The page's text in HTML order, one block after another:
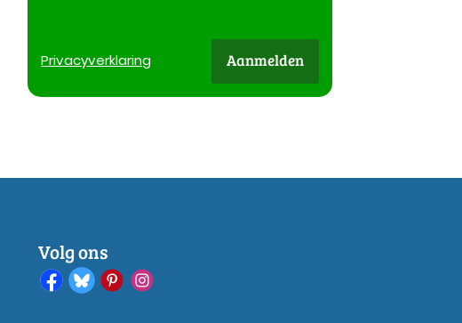
Privacyverklaring Aanmelden
Volg ons